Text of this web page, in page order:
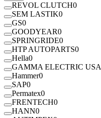
REVOL CLUTCH0
SEM LASTIK0
GS0
GOODYEAR0
SPRINGRIDE0
HTP AUTOPARTS0
Hella0
GAMMA ELECTRIC USA
Hammer0
SAP0
Permatex0
FRENTECH0
HANN0